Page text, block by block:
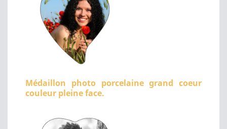
Médaillon photo porcelaine grand coeur
couleur pleine face.